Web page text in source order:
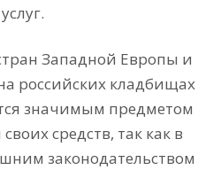
Западной Европы и
российских кладбищах
значимым предметом
средств, так как в
законодательством